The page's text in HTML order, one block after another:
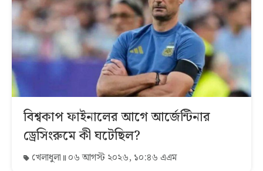
বিশ্বকাপ ফাইনালের আগে আর্জেন্টিনার
ড্রেসিংরুমে কী ঘটেছিল?
খেলাধুলা ০৬ আগস্ট ২০২৬, ১০:৪৬ এএম